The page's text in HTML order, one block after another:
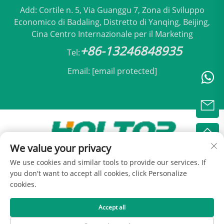
Add: Cortile n. 5, Via Guanggu 7, Zona di Sviluppo
Economico di Badaling, Distretto di Yanqing, Beijing,
Cina Centro Internazionale per il Marketing
Tel:+86-13246848935
Email: [email protected]
Copyright © 2025 by Beijing Holtop Condizionamento
Srl - Informativa sulla privacy
We value your privacy
We use cookies and similar tools to provide our services. If
you don't want to accept all cookies, click Personalize
cookies.
Accept all